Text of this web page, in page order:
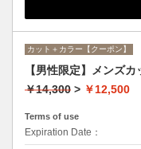
カット＋カラー【クーポン】
【男性限定】メンズ
￥14,300 > ￥12,500
Terms of use
Expiration Date：